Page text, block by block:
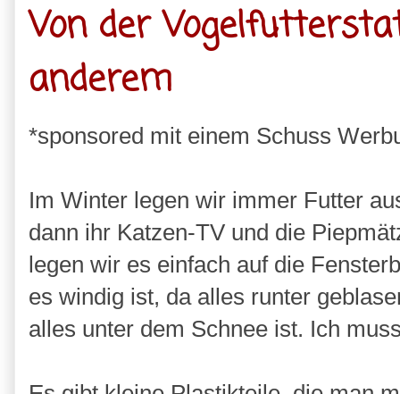
Von der
anderem
*sponsored mit einem Schuss
Im Winter legen wir immer Futter
dann ihr Katzen-TV und die
legen wir es einfach auf die
es windig ist, da alles runter
alles unter dem Schnee ist. Ich